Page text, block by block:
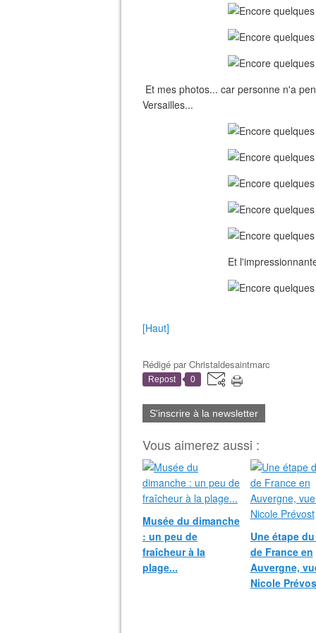
Et mes photos... car personne n'a
Versailles...
Et
[Haut]
Rédigé parChristaldesaintmarc
Repost 0
S'inscrire à la newsletter
Vous aimerez aussi :
Musée du dimanche
: un peu de
fraîcheur à la
plage...
Une étape
de France en
Auvergne,
Nicole